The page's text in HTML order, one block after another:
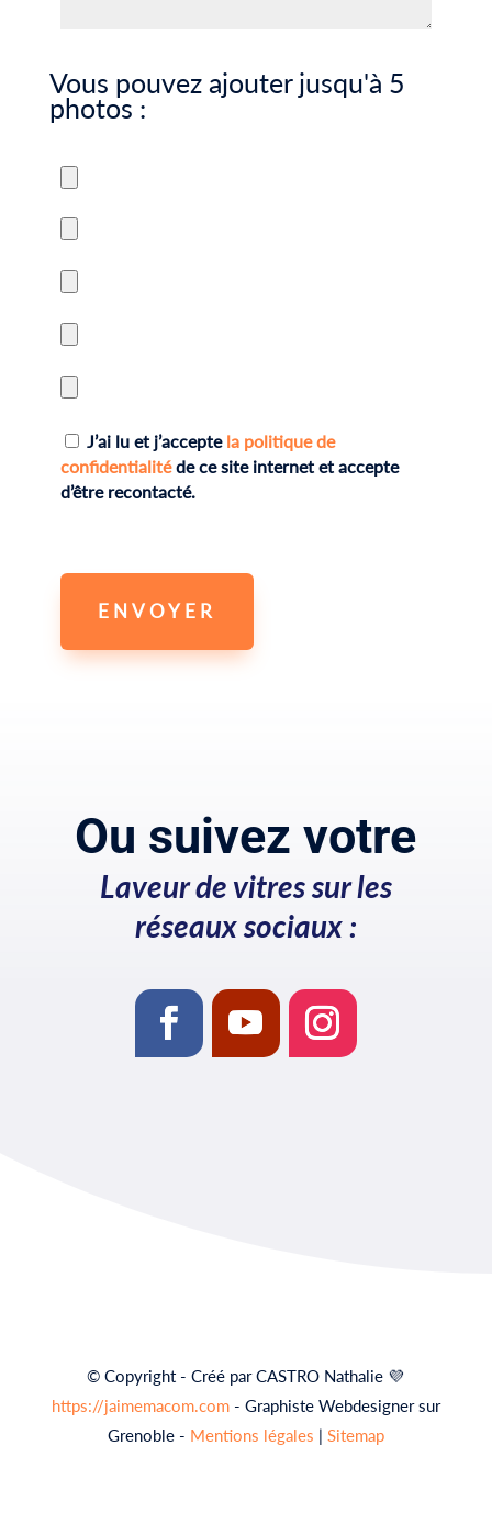
Vous pouvez ajouter jusqu'à 5
photos :
J’ai lu et j’accepte la politique de
confidentialitéde ce site internet et accepte
d’être recontacté.
ENVOYER
Ou suivez votre
Laveur de vitres sur les
réseaux sociaux :
© Copyright - Créé par CASTRO Nathalie 💜
https://jaimemacom.com- Graphiste Webdesigner sur
Grenoble - Mentions légales | Sitemap